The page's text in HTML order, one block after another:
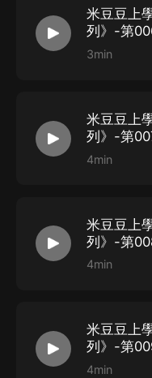
米豆豆上
列》-第
3min
米豆豆上
列》-第
4min
米豆豆上
列》-第
4min
米豆豆上
列》-第
4min